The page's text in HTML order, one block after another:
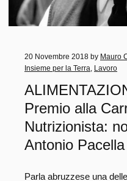
20 Novembre 2018 by Mauro
Insieme per la Terra
Lavoro
Premio alla
Nutrizionista:
Antonio Pacella
Parla abruzzese una